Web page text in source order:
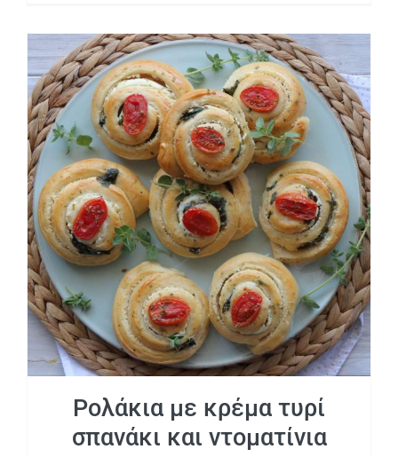
Ρολάκια με κρέμα τυρί σπανάκι και
ντοματίνια
Ρολάκια με κρέμα τυρί
σπανάκι και ντοματίνια